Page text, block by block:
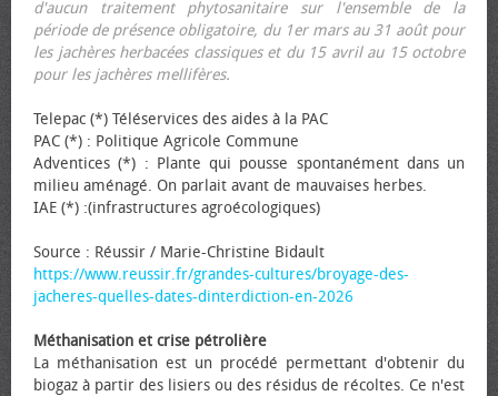
d'aucun traitement phytosanitaire sur l'ensemble de la
période de présence obligatoire, du 1er mars au 31 août pour
les jachères herbacées classiques et du 15 avril au 15 octobre
pour les jachères mellifères.
Telepac (*) Téléservices des aides à la PAC
PAC (*) : Politique Agricole Commune
Adventices (*) : Plante qui pousse spontanément dans un
milieu aménagé. On parlait avant de mauvaises herbes.
IAE (*) :(infrastructures agroécologiques)
Source : Réussir / Marie-Christine Bidault
https://www.reussir.fr/grandes-cultures/broyage-des-
jacheres-quelles-dates-dinterdiction-en-2026
Méthanisation et crise pétrolière
La méthanisation est un procédé permettant d'obtenir du
biogaz à partir des lisiers ou des résidus de récoltes. Ce n'est